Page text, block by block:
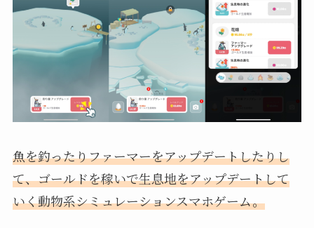
魚を釣ったりファーマーをアップデートしたりし
て、ゴールドを稼いで生息地をアップデートして
いく動物系シミュレーションスマホゲーム。